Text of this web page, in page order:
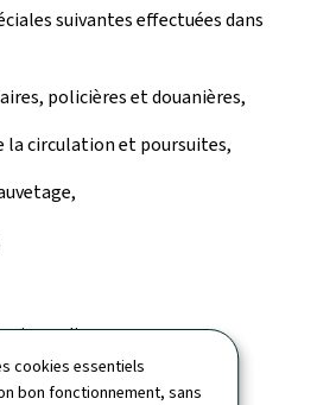
cookies essentiels
bon fonctionnement, sans
suivantes effectuées dans
policières et douanières,
et poursuites,